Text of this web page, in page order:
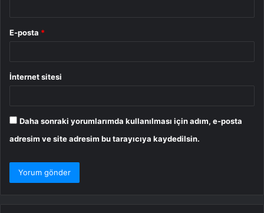
E-posta *
İnternet sitesi
Daha sonraki yorumlarımda kullanılması için adım, e-posta
adresim ve site adresim bu tarayıcıya kaydedilsin.